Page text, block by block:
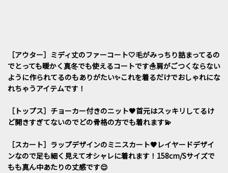
［アウター］ミディ丈のファーコート🤍毛がみっちり詰まってるの
でとっても暖かく真冬でも使えるコートです☃️肩がごつくならない
ように作られてるのもありがたい✨これを着るだけでおしゃれにな
れちゃうアイテムです！
［トップス］チョーカー付きのニット🖤首元はスッキリしてるけ
ど開きすぎてないのでどの骨格の方でも着れます💫
［スカート］ラップデザインのミニスカート🤎レイヤードデザイ
ンなので足も細く見えてオシャレに着れます！158cm/Sサイズで
もも真ん中あたりの丈感です😌